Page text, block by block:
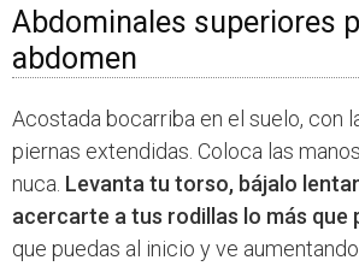
Abdominales superiores
abdomen
Acostada bocarriba en el suelo, con
piernas extendidas. Coloca las
nuca. Levanta tu torso, bájalo
acercarte a tus rodillas lo más que
que puedas al inicio y ve